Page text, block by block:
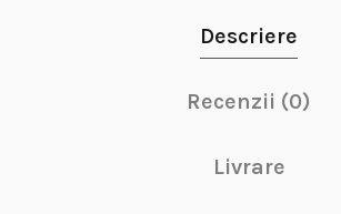
Descriere
Recenzii (0)
Livrare